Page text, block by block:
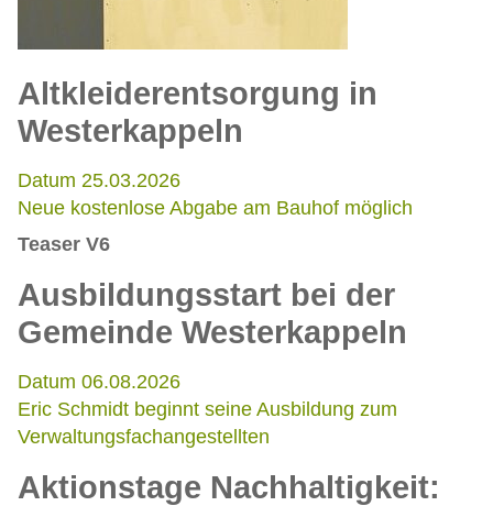
Altkleiderentsorgung in
Westerkappeln
Datum 25.03.2026
Neue kostenlose Abgabe am Bauhof möglich
Teaser V6
Ausbildungsstart bei der
Gemeinde Westerkappeln
Datum 06.08.2026
Eric Schmidt beginnt seine Ausbildung zum
Verwaltungsfachangestellten
Aktionstage Nachhaltigkeit: